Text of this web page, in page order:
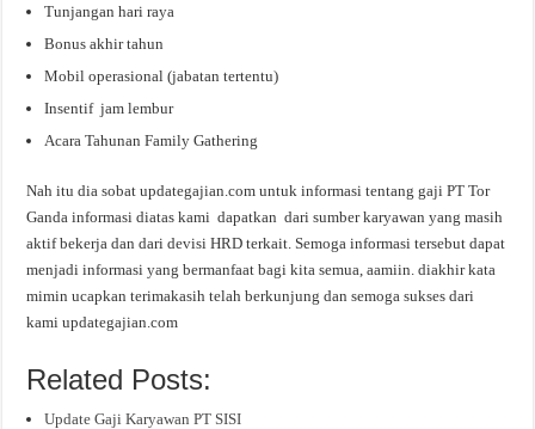
Tunjangan hari raya
Bonus akhir tahun
Mobil operasional (jabatan tertentu)
Insentif jam lembur
Acara Tahunan Family Gathering
Nah itu dia sobat updategajian.com untuk informasi tentang gaji PT Tor
Ganda informasi diatas kami dapatkan dari sumber karyawan yang masih
aktif bekerja dan dari devisi HRD terkait. Semoga informasi tersebut dapat
menjadi informasi yang bermanfaat bagi kita semua, aamiin. diakhir kata
mimin ucapkan terimakasih telah berkunjung dan semoga sukses dari
kami updategajian.com
Related Posts:
Update Gaji Karyawan PT SISI